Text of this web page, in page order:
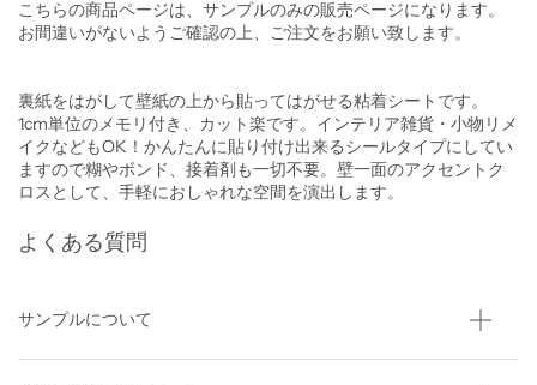
こちらの商品ページは、サンプルのみの販売ページになります。
お間違いがないようご確認の上、ご注文をお願い致します。
裏紙をはがして壁紙の上から貼ってはがせる粘着シートです。
1cm単位のメモリ付き、カット楽です。 インテリア雑貨・小物リメ
イクなどもOK！ かんたんに貼り付け出来るシールタイプにしてい
ますので糊やボンド、 接着剤も一切不要。 壁一面のアクセントク
ロスとして、手軽におしゃれな空間を演出します。
よくある質問
サンプルについて